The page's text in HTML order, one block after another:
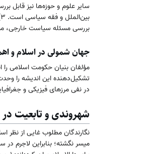
سایر علوم و حوزه‌ها نیز قابل
بررسی مسئله سیاست خارجی،
جهان شمولی در اسلام و
مؤلفان بنیان حکومت اسلامی
در نفی مرز‌های فیزیکی و
شهروندی و تابعیت در
نگارندگان مطلوب غایی از نظر
میسر نگشته؛ بنابراین لاجرم